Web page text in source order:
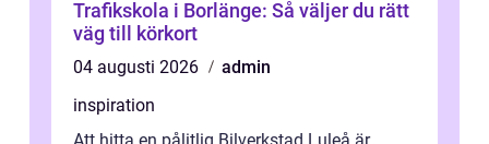
Trafikskola i Borlänge: Så väljer du rätt
väg till körkort
04 augusti 2026
admin
inspiration